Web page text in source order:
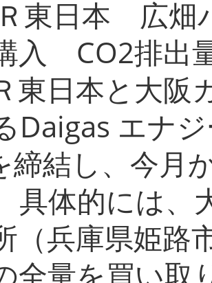
東日本 広畑
入 CO2排出
東日本と大阪
Daigas エナ
締結し、今月
具体的には、
（兵庫県姫路
全量を買い取